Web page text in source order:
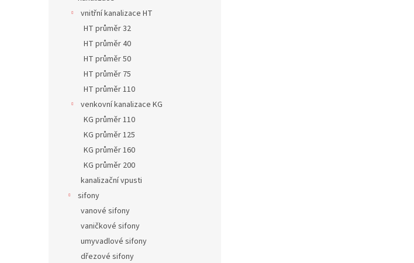
vnitřní kanalizace HT
HT průměr 32
HT průměr 40
HT průměr 50
HT průměr 75
HT průměr 110
venkovní kanalizace KG
KG průměr 110
KG průměr 125
KG průměr 160
KG průměr 200
kanalizační vpusti
sifony
vanové sifony
vaničkové sifony
umyvadlové sifony
dřezové sifony